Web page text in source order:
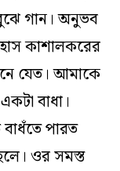
গান। অনুভব
কাশালকরের
যেত। আমাকে
বাধা।
পারত
ওর সমস্ত